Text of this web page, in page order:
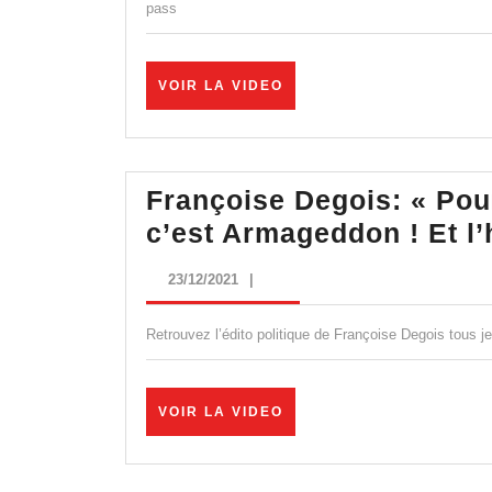
pass
VOIR LA VIDEO
Françoise Degois: «
c’est Armageddon ! Et
23/12/202123/12/2021
Retrouvez l’édito politique de Françoise Degois tous
VOIR LA VIDEO